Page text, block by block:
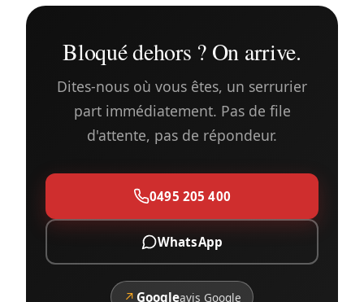
Bloqué dehors ? On arrive.
Dites-nous où vous êtes, un serrurier
part immédiatement. Pas de file
d'attente, pas de répondeur.
0495 205 400
WhatsApp
↗ Googleavis Google